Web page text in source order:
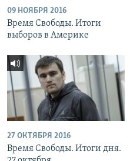
09 НОЯБРЯ 2016
Время Свободы. Итоги
выборов в Америке
27 ОКТЯБРЯ 2016
Время Свободы. Итоги дня.